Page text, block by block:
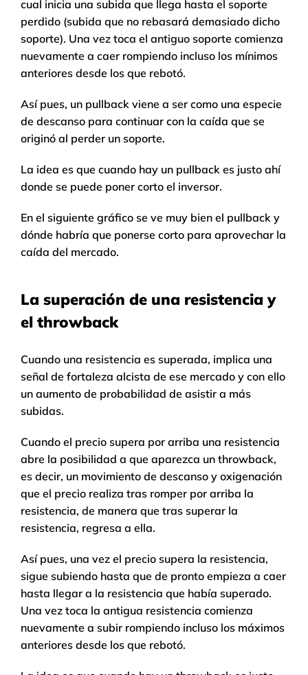
cual inicia una subida que llega hasta el soporte
perdido (subida que no rebasará demasiado dicho
soporte). Una vez toca el antiguo soporte comienza
nuevamente a caer rompiendo incluso los mínimos
anteriores desde los que rebotó.
Así pues, un pullback viene a ser como una especie
de descanso para continuar con la caída que se
originó al perder un soporte.
La idea es que cuando hay un pullback es justo ahí
donde se puede poner corto el inversor.
En el siguiente gráfico se ve muy bien el pullback y
dónde habría que ponerse corto para aprovechar la
caída del mercado.
La superación de una resistencia y
el throwback
Cuando una resistencia es superada, implica una
señal de fortaleza alcista de ese mercado y con ello
un aumento de probabilidad de asistir a más
subidas.
Cuando el precio supera por arriba una resistencia
abre la posibilidad a que aparezca un throwback,
es decir, un movimiento de descanso y oxigenación
que el precio realiza tras romper por arriba la
resistencia, de manera que tras superar la
resistencia, regresa a ella.
Así pues, una vez el precio supera la resistencia,
sigue subiendo hasta que de pronto empieza a caer
hasta llegar a la resistencia que había superado.
Una vez toca la antigua resistencia comienza
nuevamente a subir rompiendo incluso los máximos
anteriores desde los que rebotó.